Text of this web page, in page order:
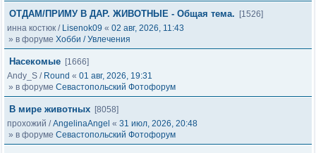
ОТДАМ/ПРИМУ В ДАР. ЖИВОТНЫЕ - Общая тема.
[1526]
инна костюк / Lisenok09 « 02 авг, 2026, 11:43
» в форуме Хобби / Увлечения
Насекомые [1666]
Andy_S / Round « 01 авг, 2026, 19:31
» в форуме Севастопольский Фотофорум
В мире животных [8058]
прохожий /AngelinaAngel « 31 июл, 2026, 20:48
» в форуме Севастопольский Фотофорум